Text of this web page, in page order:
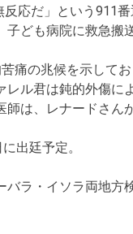
応だ」という911
子ども病院に救急搬
痛の兆候を示して
レル君は鈍的外傷
師は、レナードさん
出廷予定。
バラ・イソラ両地方